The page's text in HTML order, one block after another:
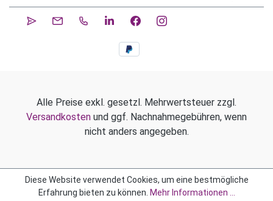
Alle Preise exkl. gesetzl. Mehrwertsteuer zzgl.
Versandkosten und ggf. Nachnahmegebühren, wenn
nicht anders angegeben.
Diese Website verwendet Cookies, um eine bestmögliche
Erfahrung bieten zu können. Mehr Informationen ...